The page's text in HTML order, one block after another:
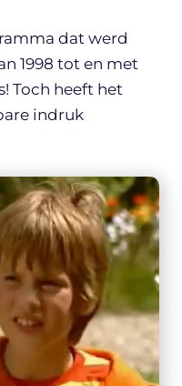
dat werd
1998 tot en met
Toch heeft het
indruk